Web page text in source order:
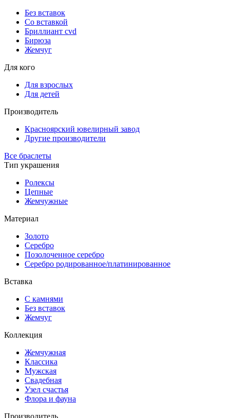
Без вставок
Со вставкой
Бриллиант cvd
Бирюза
Жемчуг
Для кого
Для взрослых
Для детей
Производитель
Красноярский ювелирный завод
Другие производители
Все браслеты
Тип украшения
Ролексы
Цепные
Жемчужные
Материал
Золото
Серебро
Позолоченное серебро
Серебро родированное/платинированное
Вставка
С камнями
Без вставок
Жемчуг
Коллекция
Жемчужная
Классика
Мужская
Свадебная
Узел счастья
Флора и фауна
Производитель